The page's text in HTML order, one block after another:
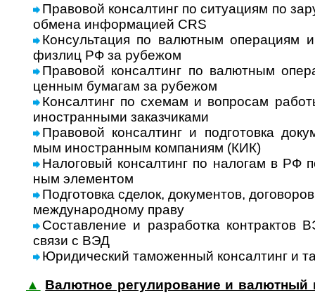
Правовой консалтинг по ситуациям по
обмена инфор­ма­цией CRS
Консультация по валютным операциям
физ­лиц РФ за рубежом
Правовой консалтинг по валютным
цен­ным бума­гам за рубежом
Консалтинг по схемам и вопросам
ино­ст­ран­ными заказ­чи­ками
Правовой консалтинг и подготовка
мым ино­ст­ран­ным ком­па­ниям (КИК)
Налоговый консалтинг по налогам в РФ
ным эле­мен­том
Подготовка сделок, документов,
меж­ду­на­род­ному праву
Составление и разработка
связи с ВЭД
Юридический таможенный консал­тинг и
▲
Валютное ре­гу­ли­ро­ва­ние и валютный